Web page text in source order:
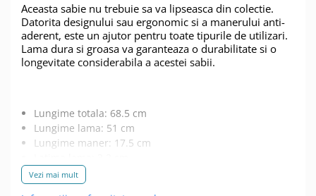
Aceasta sabie nu trebuie sa va lipseasca din colectie.
Datorita designului sau ergonomic si a manerului anti-
aderent, este un ajutor pentru toate tipurile de utilizari.
Lama dura si groasa va garanteaza o durabilitate si o
longevitate considerabila a acestei sabii.
Lungime totala: 68.5 cm
Lungime lama: 51 cm
Lungime maner: 17.5 cm
Grosime lama: 0.1 cm
Greutate: 380 g
Vezi mai mult